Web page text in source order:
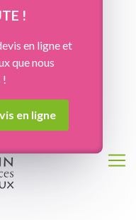
!
en ligne et
que nous
!
en ligne